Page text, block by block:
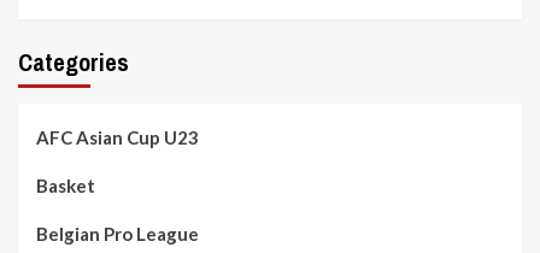
Categories
AFC Asian Cup U23
Basket
Belgian Pro League